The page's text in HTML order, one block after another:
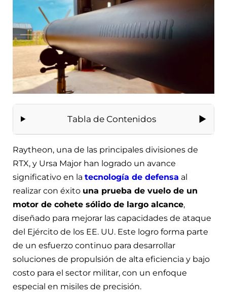
Tabla de Contenidos
Raytheon, una de las principales divisiones de
RTX, y Ursa Major han logrado un avance
significativo en la tecnología de defensa al
realizar con éxito una prueba de vuelo de un
motor de cohete sólido de largo alcance,
diseñado para mejorar las capacidades de ataque
del Ejército de los EE. UU. Este logro forma parte
de un esfuerzo continuo para desarrollar
soluciones de propulsión de alta eficiencia y bajo
costo para el sector militar, con un enfoque
especial en misiles de precisión.